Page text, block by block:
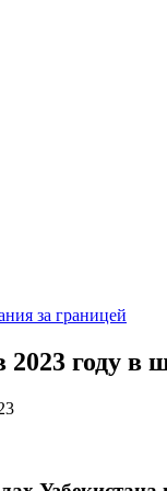
за границей
году в